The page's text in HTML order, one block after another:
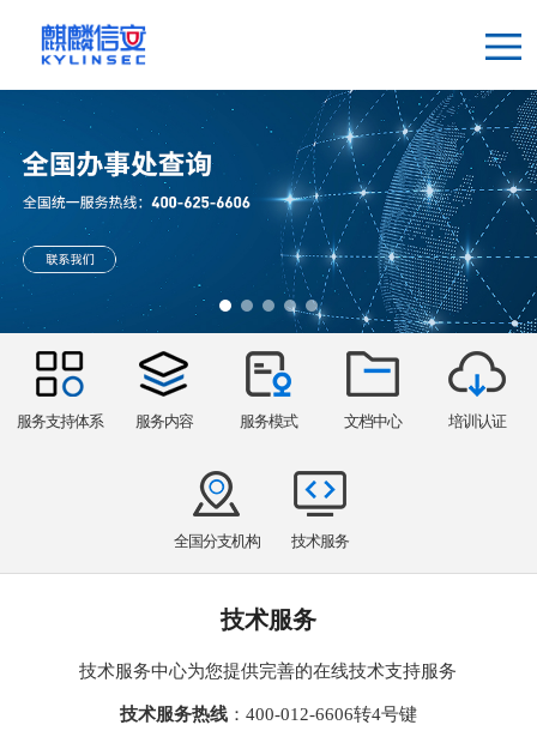
服务支持体系 服务内容 服务模式 文档中心 培训认证
全国分支机构 技术服务
技术服务
技术服务中心为您提供完善的在线技术支持服务
技术服务热线：400-012-6606转4号键